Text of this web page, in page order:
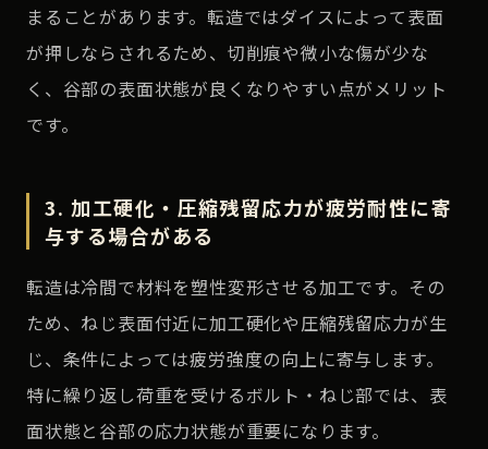
まることがあります。転造ではダイスによって表面
が押しならされるため、切削痕や微小な傷が少な
く、谷部の表面状態が良くなりやすい点がメリット
です。
3. 加工硬化・圧縮残留応力が疲労耐性に寄
与する場合がある
転造は冷間で材料を塑性変形させる加工です。その
ため、ねじ表面付近に加工硬化や圧縮残留応力が生
じ、条件によっては疲労強度の向上に寄与します。
特に繰り返し荷重を受けるボルト・ねじ部では、表
面状態と谷部の応力状態が重要になります。